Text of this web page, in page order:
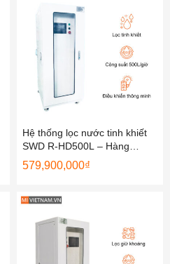
Hệ thống lọc nước tinh khiết
SWD R-HD500L – Hàng
Chính Hãng
579,900,000₫